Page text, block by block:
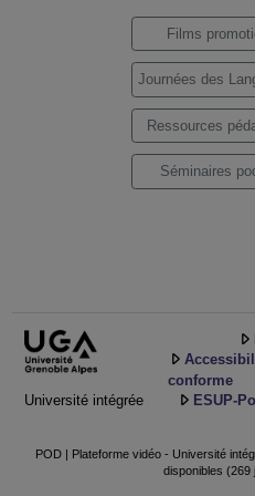
Films
Ressources
Séminaires
Université intégrée
conforme
ESUP-
POD | Plateforme vidéo - Université
disponibles (269